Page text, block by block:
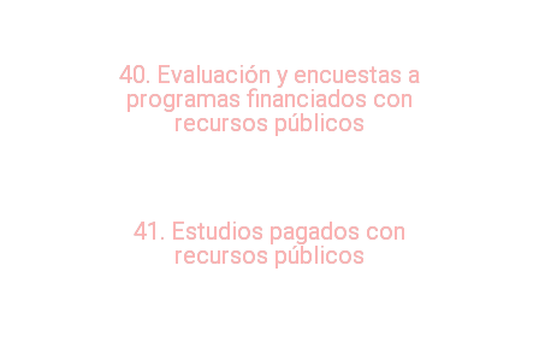
40. Evaluación y encuestas a
programas financiados con
recursos públicos
41. Estudios pagados con
recursos públicos